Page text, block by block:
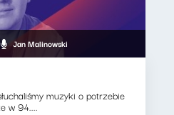
Jan Malinowski
muzyki o potrzebie
w 94....